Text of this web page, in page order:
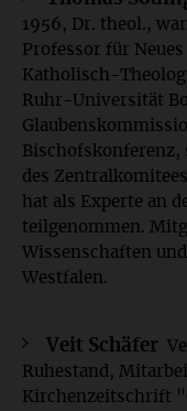
1956, Dr. theol.,
Professor für
Katholisch-
Ruhr-Universität
Bischofskonferenz,
des
hat als Experte an
teilgenommen.
Wissenschaften
Westfalen.
Veit Schäfer
Ruhestand,
Kirchenzeitschrift